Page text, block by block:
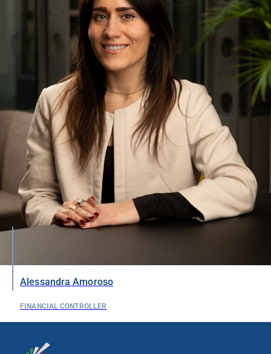
Alessandra Amoroso
FINANCIAL CONTROLLER